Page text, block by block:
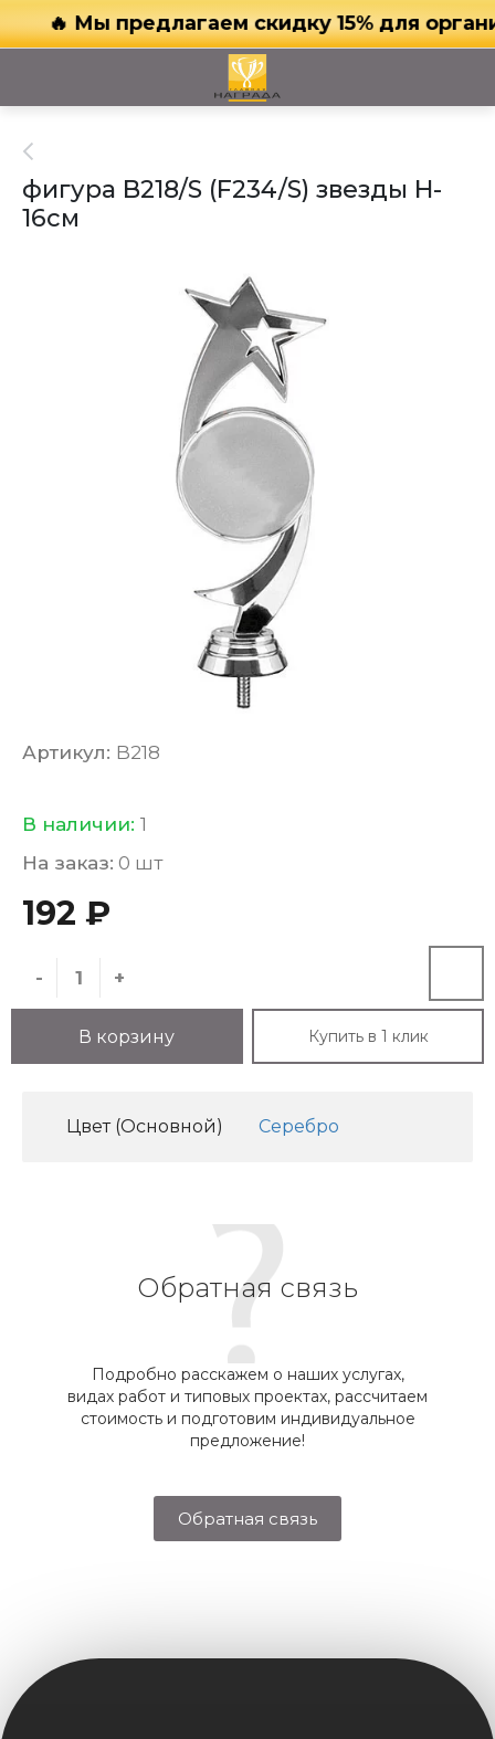
🔥 Мы предлагаем скидку 15% для
фигура B218/S (F234/S) звезды H-
16см
Артикул: B218
В наличии: 1
На заказ: 0 шт
192 ₽
- +
В корзину Купить в 1 клик
Цвет (Основной) Серебро
Обратная связь
Подробно расскажем о наших услугах,
видах работ и типовых проектах, рассчитаем
стоимость и подготовим индивидуальное
предложение!
Обратная связь